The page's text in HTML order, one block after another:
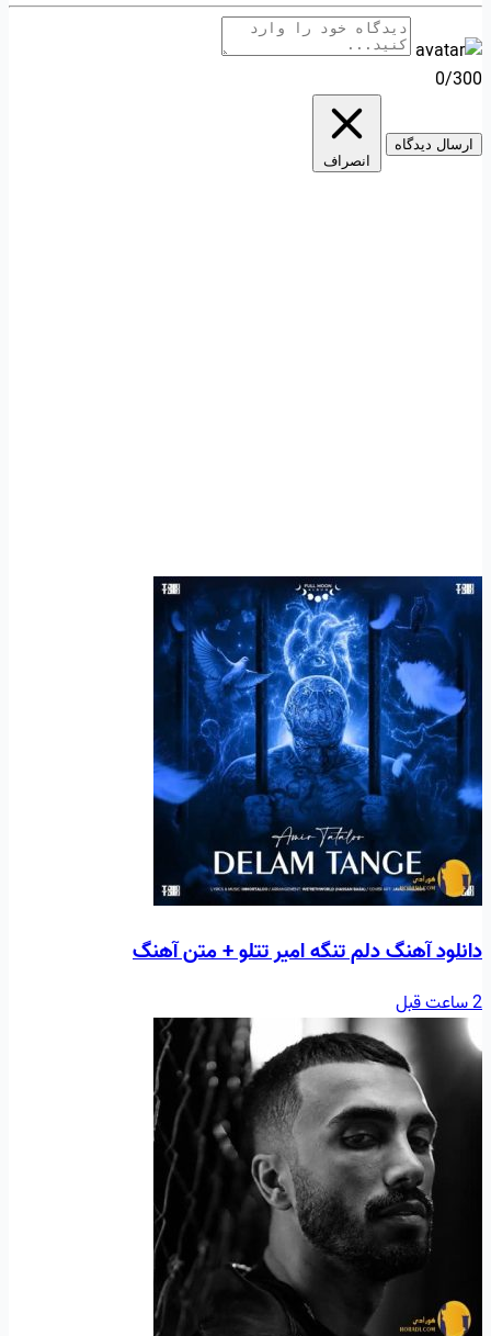
0/300
ارسال دیدگاه
انصراف
دانلود آهنگ دلم تنگه امیر تتلو + متن آهنگ
2 ساعت قبل